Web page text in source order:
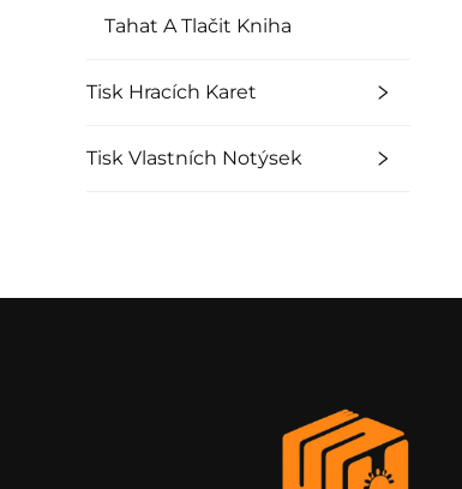
Tahat A Tlačit Kniha
Tisk Hracích Karet
Tisk Vlastních Notýsek